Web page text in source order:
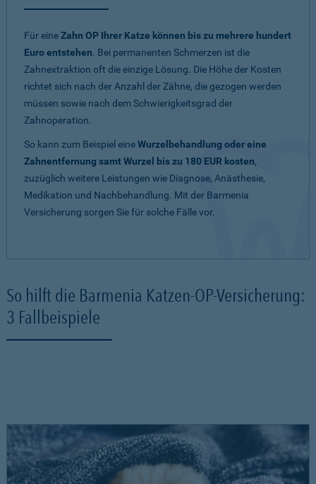
Für eineZahn OP Ihrer Katze können bis zu mehrere hundert
Euro entstehen. Bei permanenten Schmerzen ist die
Zahnextraktion oft die einzige Lösung. Die Höhe der Kosten
richtet sich nach der Anzahl der Zähne, die gezogen werden
müssen sowie nach dem Schwierigkeitsgrad der
Zahnoperation.
So kann zum Beispiel eineWurzelbehandlung oder eine
Zahnentfernung samt Wurzel bis zu 180 EUR kosten,
zuzüglich weitere Leistungen wie Diagnose, Anästhesie,
Medikation und Nachbehandlung. Mit der Barmenia
Versicherung sorgen Sie für solche Fälle vor.
So hilft die Barmenia Katzen-OP-Versicherung:
3 Fallbeispiele